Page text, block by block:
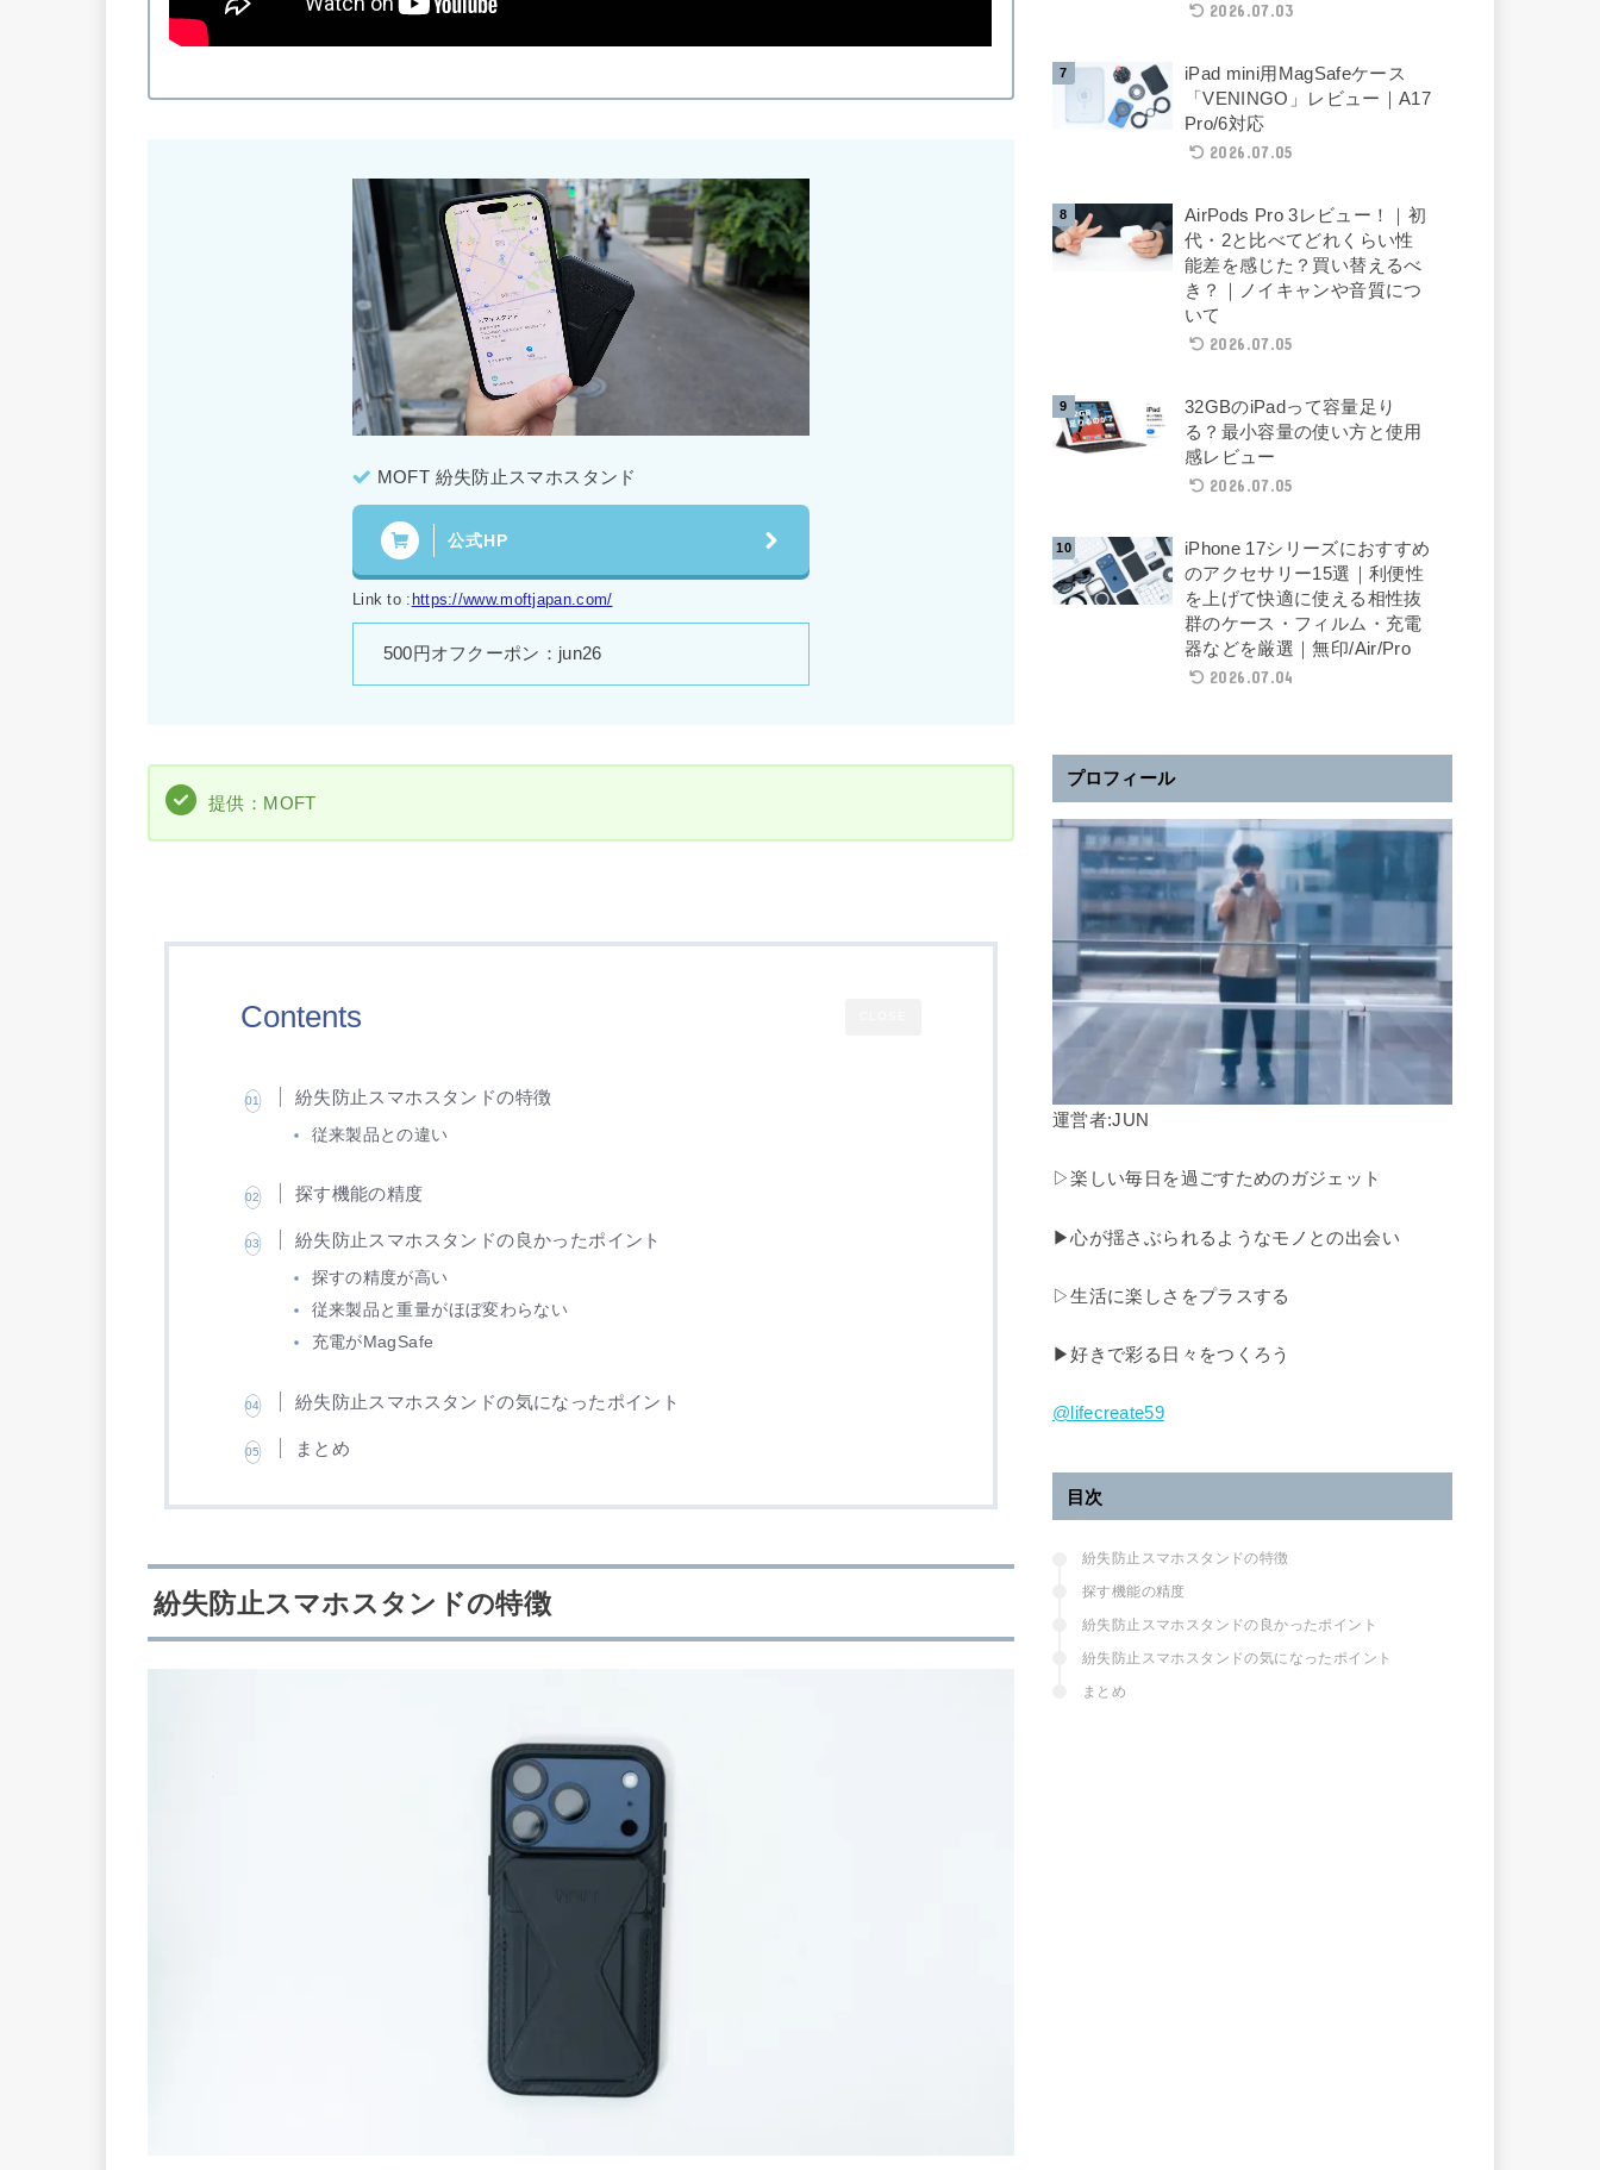
MOFT 紛失防止スマホスタンド
公式HP
Link to : https://www.moftjapan.com/
500円オフクーポン：jun26
提供：MOFT
Contents
紛失防止スマホスタンドの特徴
従来製品との違い
探す機能の精度
紛失防止スマホスタンドの良かったポイント
探すの精度が高い
従来製品と重量がほぼ変わらない
充電がMagSafe
紛失防止スマホスタンドの気になったポイント
まとめ
紛失防止スマホスタンドの特徴
2026.07.03
iPad mini用MagSafeケース
「VENINGO」レビュー｜A17
Pro/6対応
2026.07.05
AirPods Pro 3レビュー！｜初
代・2と比べてどれくらい性
能差を感じた？買い替えるべ
き？｜ノイキャンや音質につ
いて
2026.07.05
32GBのiPadって容量足り
る？最小容量の使い方と使用
感レビュー
2026.07.05
iPhone 17シリーズにおすすめ
のアクセサリー15選｜利便性
を上げて快適に使える相性抜
群のケース・フィルム・充電
器などを厳選｜無印/Air/Pro
2026.07.04
プロフィール
運営者:JUN
▷楽しい毎日を過ごすためのガジェット
▶︎心が揺さぶられるようなモノとの出会い
▷生活に楽しさをプラスする
▶︎好きで彩る日々をつくろう
@lifecreate59
目次
紛失防止スマホスタンドの特徴
探す機能の精度
紛失防止スマホスタンドの良かったポイント
紛失防止スマホスタンドの気になったポイント
まとめ